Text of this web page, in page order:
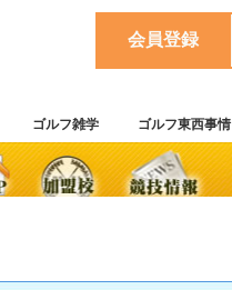
会員登録
ゴルフ雑学 ゴルフ東西事情